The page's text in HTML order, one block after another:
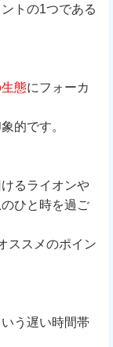
トの1つである
態にフォーカ
的です。
るライオンや
ひと時を過ご
ススメのポイン
う遅い時間帯